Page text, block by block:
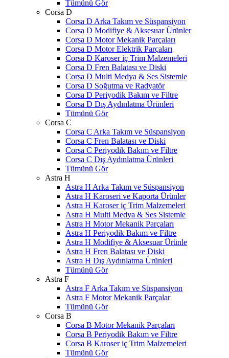
Tümünü Gör
Corsa D
Corsa D Arka Takım ve Süspansiyon
Corsa D Modifiye & Aksesuar Ürünler
Corsa D Motor Mekanik Parçaları
Corsa D Motor Elektrik Parçaları
Corsa D Karoser iç Trim Malzemeleri
Corsa D Fren Balatası ve Diski
Corsa D Multi Medya & Ses Sistemle
Corsa D Soğutma ve Radyatör
Corsa D Periyodik Bakım ve Filtre
Corsa D Dış Aydınlatma Ürünleri
Tümünü Gör
Corsa C
Corsa C Arka Takım ve Süspansiyon
Corsa C Fren Balatası ve Diski
Corsa C Periyodik Bakım ve Filtre
Corsa C Dış Aydınlatma Ürünleri
Tümünü Gör
Astra H
Astra H Arka Takım ve Süspansiyon
Astra H Karoseri ve Kaporta Ürünler
Astra H Karoser iç Trim Malzemeleri
Astra H Multi Medya & Ses Sistemle
Astra H Motor Mekanik Parçaları
Astra H Periyodik Bakım ve Filtre
Astra H Modifiye & Aksesuar Ürünle
Astra H Fren Balatası ve Diski
Astra H Dış Aydınlatma Ürünleri
Tümünü Gör
Astra F
Astra F Arka Takım ve Süspansiyon
Astra F Motor Mekanik Parçalar
Tümünü Gör
Corsa B
Corsa B Motor Mekanik Parçaları
Corsa B Periyodik Bakım ve Filtre
Corsa B Karoser iç Trim Malzemeleri
Tümünü Gör